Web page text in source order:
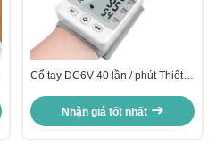
Cổ tay DC6V 40 lần / phút Thiết bị
Nhận giá tốt nhất